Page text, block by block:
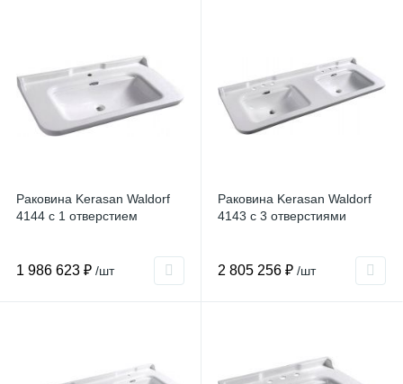
Раковина Kerasan Waldorf
4144 с 1 отверстием
1 986 623 ₽ /шт
Раковина Kerasan Waldorf
4143 с 3 отверстиями
2 805 256 ₽ /шт